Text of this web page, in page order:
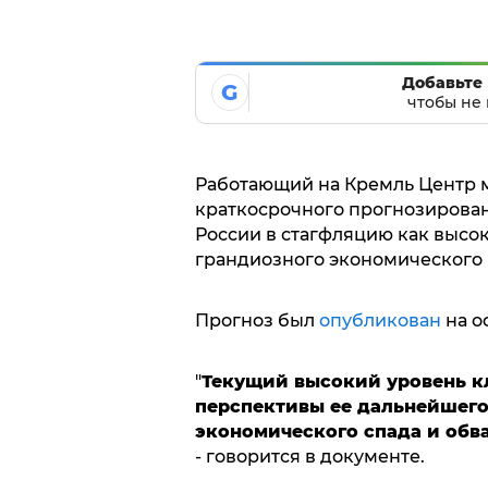
G
Добавьте
чтобы не
Работающий на Кремль Центр
краткосрочного
России в стагфляцию как
грандиозного экономического
Прогноз был опубликован на
"Текущий высокий уровень
перспективы ее
экономического спада и
- говорится в документе.